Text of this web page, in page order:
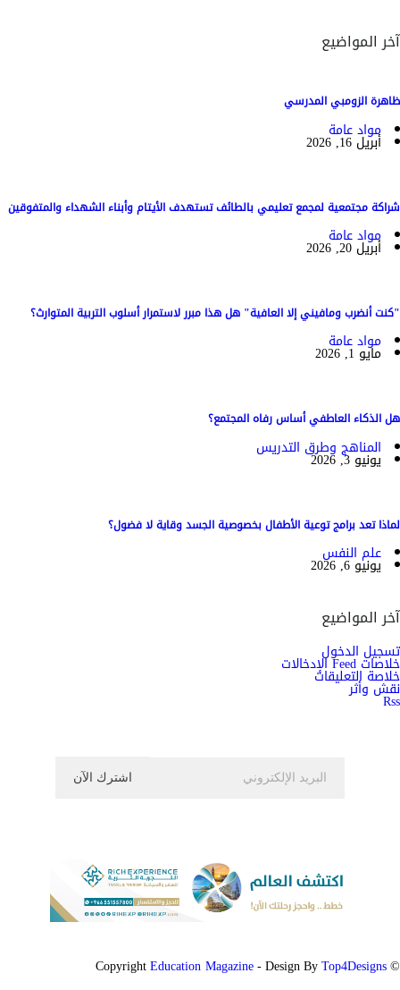
آخر المواضيع
ظاهرة الزومبي المدرسي
مواد عامة
أبريل 16, 2026
شراكة مجتمعية لمجمع تعليمي بالطائف تستهدف الأيتام وأبناء الشهداء والمتفوقين
مواد عامة
أبريل 20, 2026
"كنت أنضرب ومافيني إلا العافية" هل هذا مبرر لاستمرار أسلوب التربية المتوارث؟
مواد عامة
مايو 1, 2026
هل الذكاء العاطفي أساس رفاه المجتمع؟
المناهج وطرق التدريس
يونيو 3, 2026
لماذا تعد برامج توعية الأطفال بخصوصية الجسد وقاية لا فضول؟
علم النفس
يونيو 6, 2026
آخر المواضيع
تسجيل الدخول
خلاصات Feed الإدخالات
خلاصة التعليقات
نقش وأثر
Rss
© Copyright
Education Magazine - Design By Top4Designs